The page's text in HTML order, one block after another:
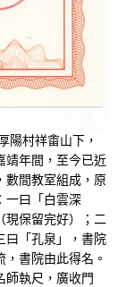
陽村祥畬山下，
靖年間，至今已近
數間教室組成，原
一曰「白雲深
現保留完好）；二
曰「孔泉」，書院
書院由此得名。
師執尺，廣收門